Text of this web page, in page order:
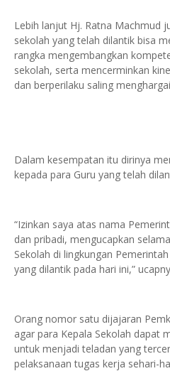
Lebih lanjut Hj. Ratna Machmud
sekolah yang telah dilantik bisa
rangka mengembangkan
sekolah, serta mencerminkan
dan berperilaku saling
Dalam kesempatan itu dirinya
kepada para Guru yang telah
“Izinkan saya atas nama
dan pribadi, mengucapkan
Sekolah di lingkungan
yang dilantik pada hari ini,”
Orang nomor satu dijajaran
agar para Kepala Sekolah dapat
untuk menjadi teladan yang
pelaksanaan tugas kerja sehari-